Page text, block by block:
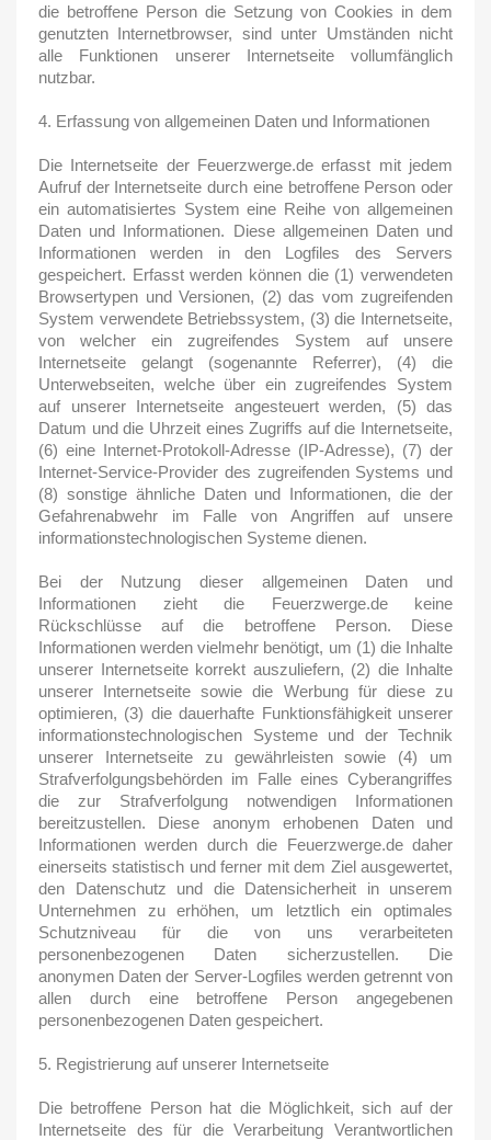
die betroffene Person die Setzung von Cookies in dem
genutzten Internetbrowser, sind unter Umständen nicht
alle Funktionen unserer Internetseite vollumfänglich
nutzbar.
4. Erfassung von allgemeinen Daten und Informationen
Die Internetseite der Feuerzwerge.de erfasst mit jedem
Aufruf der Internetseite durch eine betroffene Person oder
ein automatisiertes System eine Reihe von allgemeinen
Daten und Informationen. Diese allgemeinen Daten und
Informationen werden in den Logfiles des Servers
gespeichert. Erfasst werden können die (1) verwendeten
Browsertypen und Versionen, (2) das vom zugreifenden
System verwendete Betriebssystem, (3) die Internetseite,
von welcher ein zugreifendes System auf unsere
Internetseite gelangt (sogenannte Referrer), (4) die
Unterwebseiten, welche über ein zugreifendes System
auf unserer Internetseite angesteuert werden, (5) das
Datum und die Uhrzeit eines Zugriffs auf die Internetseite,
(6) eine Internet-Protokoll-Adresse (IP-Adresse), (7) der
Internet-Service-Provider des zugreifenden Systems und
(8) sonstige ähnliche Daten und Informationen, die der
Gefahrenabwehr im Falle von Angriffen auf unsere
informationstechnologischen Systeme dienen.
Bei der Nutzung dieser allgemeinen Daten und
Informationen zieht die Feuerzwerge.de keine
Rückschlüsse auf die betroffene Person. Diese
Informationen werden vielmehr benötigt, um (1) die Inhalte
unserer Internetseite korrekt auszuliefern, (2) die Inhalte
unserer Internetseite sowie die Werbung für diese zu
optimieren, (3) die dauerhafte Funktionsfähigkeit unserer
informationstechnologischen Systeme und der Technik
unserer Internetseite zu gewährleisten sowie (4) um
Strafverfolgungsbehörden im Falle eines Cyberangriffes
die zur Strafverfolgung notwendigen Informationen
bereitzustellen. Diese anonym erhobenen Daten und
Informationen werden durch die Feuerzwerge.de daher
einerseits statistisch und ferner mit dem Ziel ausgewertet,
den Datenschutz und die Datensicherheit in unserem
Unternehmen zu erhöhen, um letztlich ein optimales
Schutzniveau für die von uns verarbeiteten
personenbezogenen Daten sicherzustellen. Die
anonymen Daten der Server-Logfiles werden getrennt von
allen durch eine betroffene Person angegebenen
personenbezogenen Daten gespeichert.
5. Registrierung auf unserer Internetseite
Die betroffene Person hat die Möglichkeit, sich auf der
Internetseite des für die Verarbeitung Verantwortlichen